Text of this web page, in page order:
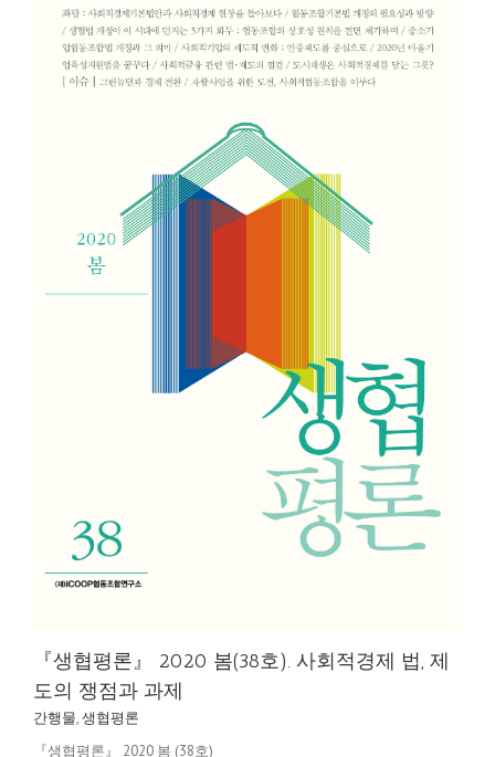
『생협평론』 2020 봄(38호). 사회적경제 법, 제
도의 쟁점과 과제
간행물,생협평론
『생협평론』 2020 봄 (38호)